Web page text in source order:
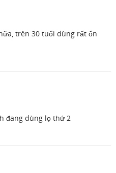
trên 30 tuổi dùng rất ổn
đang dùng lọ thứ 2